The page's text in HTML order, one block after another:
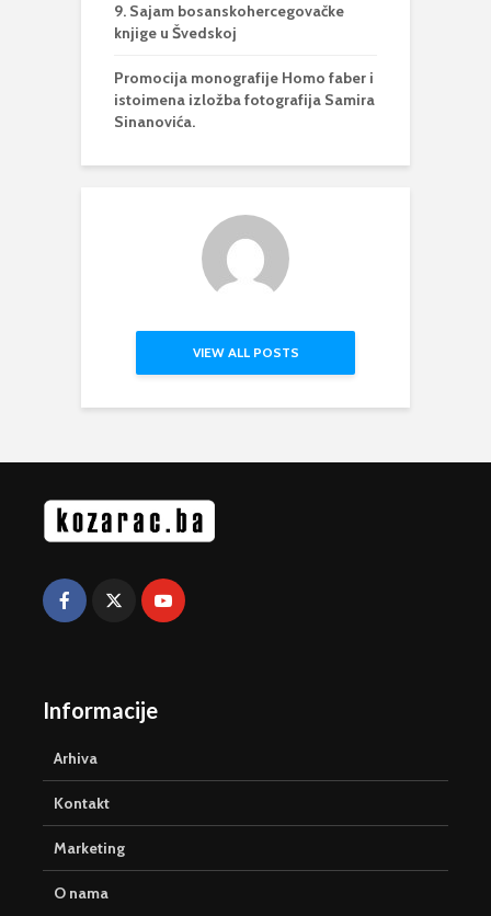
9. Sajam bosanskohercegovačke
knjige u Švedskoj
Promocija monografije Homo faber i
istoimena izložba fotografija Samira
Sinanovića.
VIEW ALL POSTS
Informacije
Arhiva
Kontakt
Marketing
O nama